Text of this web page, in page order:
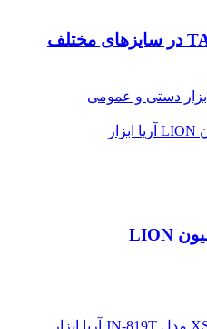
ابزار دستی و عمومی